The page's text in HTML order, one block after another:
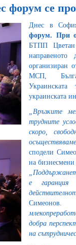
форум се
Днес в
форум. При
БТПП Цветан
организиран
МСП,
Украинската
украинската
„Връзките
трудните
скоро,
сподели
на
е
добра
на